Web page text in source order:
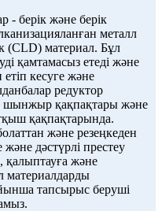
- берік және берік
металл
(CLD) материал. Бұл
қамтамасыз етеді және
етіп кесуге және
редуктор
шынжыр қақпақтары және
қақпақтарында.
және резеңкеден
дәстүрлі престеу
және
материалдарды
тапсырыс беруші